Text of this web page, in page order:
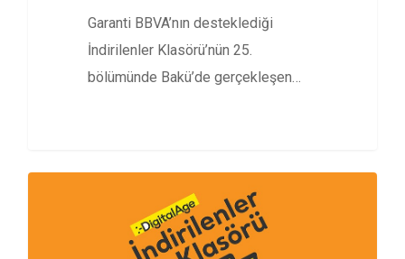
Garanti BBVA’nın desteklediği
İndirilenler Klasörü’nün 25.
bölümünde Bakü’de gerçekleşen